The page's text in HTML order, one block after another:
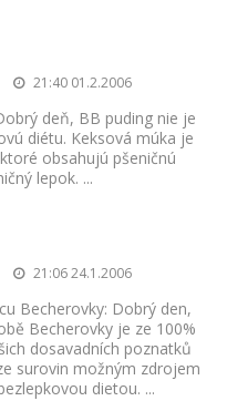
21:40 01.2.2006
deň, BB puding nie je
diétu. Keksová múka je
obsahujú pšeničnú
lepok. ...
21:06 24.1.2006
Becherovky: Dobrý den,
Becherovky je ze 100%
dosavadních poznatků
surovin možným zdrojem
dietou. ...